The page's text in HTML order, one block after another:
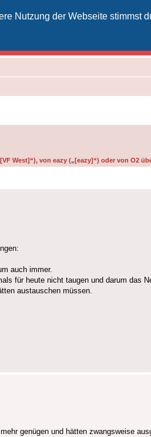
Nutzung der Webseite stimmst
West]“), von eazy („[eazy]“) oder von O2
auch immer.
für heute nicht taugen und darum das
austauschen müssen.
genügen und hätten zwangsweise